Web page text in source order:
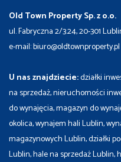
Old Town Property Sp. z o.o.
ul. Fabryczna 2/3.24, 20-301
e-mail: biuro@oldtownproperty.pl
U nas znajdziecie:działki
na sprzedaż, nieruchomości
do wynajęcia, magazyn do
okolica, wynajem hali Lublin,
magazynowych Lublin, działki
Lublin, hale na sprzedaż Lublin,